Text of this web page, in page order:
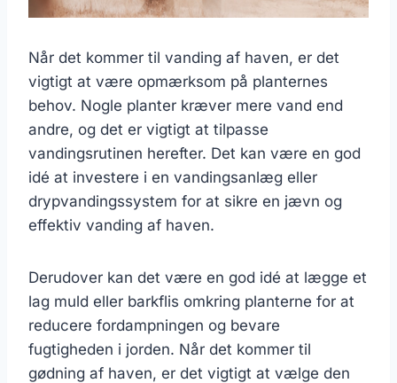
Når det kommer til vanding af haven, er det
vigtigt at være opmærksom på planternes
behov. Nogle planter kræver mere vand end
andre, og det er vigtigt at tilpasse
vandingsrutinen herefter. Det kan være en god
idé at investere i en vandingsanlæg eller
drypvandingssystem for at sikre en jævn og
effektiv vanding af haven.
Derudover kan det være en god idé at lægge et
lag muld eller barkflis omkring planterne for at
reducere fordampningen og bevare
fugtigheden i jorden. Når det kommer til
gødning af haven, er det vigtigt at vælge den